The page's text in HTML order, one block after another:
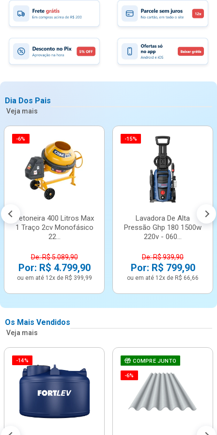
Dia Dos Pais
Veja mais
-6%
Betoneira 400 Litros Max
1 Traço 2cv Monofásico
22...
De: R$ 5.089,90
Por: R$ 4.799,90
ou em até 12x de R$ 399,99
-15%
Lavadora De Alta
Pressão Ghp 180 1500w
220v - 060...
De: R$ 939,90
Por: R$ 799,90
ou em até 12x de R$ 66,66
Os Mais Vendidos
Veja mais
-14% COMPRE JUNTO
-6%